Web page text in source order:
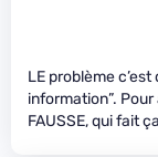
LE problème
information”.
FAUSSE, qui fait